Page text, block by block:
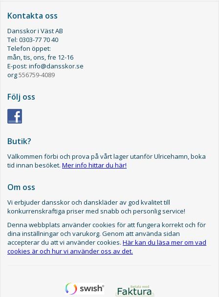
Kontakta oss
Dansskor i Väst AB
Tel: 0303-77 70 40
Telefon öppet:
mån, tis, ons, fre 12-16
E-post: info@dansskor.se
org556759-4089
Följ oss
Butik?
Välkommen förbi och prova på vårt lager utanför Ulricehamn, boka
tid innan besöket. Mer info hittar du här!
Om oss
Vi erbjuder dansskor och danskläder av god kvalitet till
konkurrenskraftiga priser med snabb och personlig service!
Denna webbplats använder cookies för att fungera korrekt och för
dina inställningar och varukorg. Genom att använda sidan
accepterar du att vi använder cookies. Här kan du läsa mer om vad
cookies är och hur vi använder oss av det.